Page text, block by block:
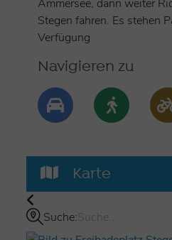
Ammersee, dann weiter
Stegen fahren. Es stehen
Verfügung
Navigieren zu
Karte
Suche: